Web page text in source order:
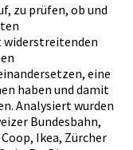
zu prüfen, ob und
eine
haben und damit
Analysiert wurden
Bundesbahn,
Ikea, Zürcher